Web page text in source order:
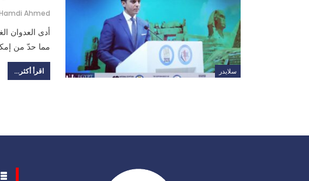
سلايدر
Ahmed
أدى العدوان
مما حدّ من
اقرأ أكثر...